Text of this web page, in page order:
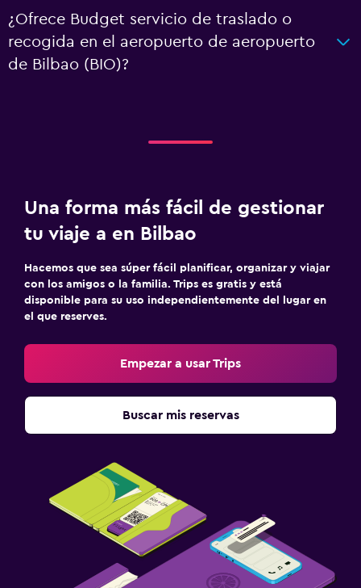
¿Ofrece Budget servicio de traslado o
recogida en el aeropuerto de aeropuerto
de Bilbao (BIO)?
Una forma más fácil de gestionar
tu viaje a en Bilbao
Hacemos que sea súper fácil planificar, organizar y viajar
con los amigos o la familia. Trips es gratis y está
disponible para su uso independientemente del lugar en
el que reserves.
Empezar a usar Trips
Buscar mis reservas